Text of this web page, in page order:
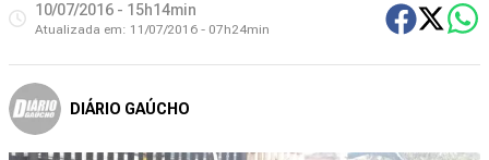
10/07/2016 - 15h14min
Atualizada em: 11/07/2016 - 07h24min
DIÁRIO GAÚCHO